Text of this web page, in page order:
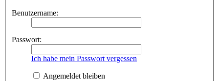
Benutzername:
Passwort:
Ich habe mein Passwort vergessen
Angemeldet bleiben